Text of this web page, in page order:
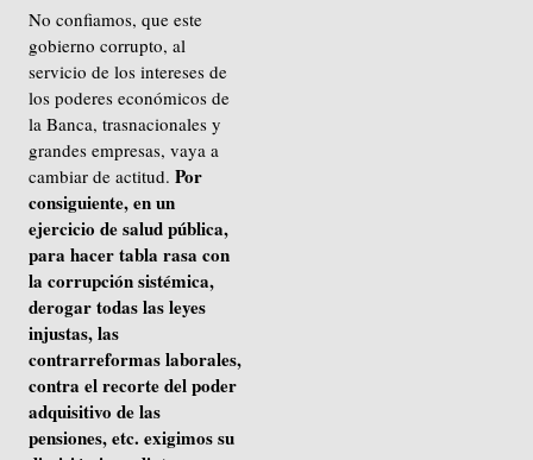
No confiamos, que este
gobierno corrupto, al
servicio de los intereses de
los poderes económicos de
la Banca, trasnacionales y
grandes empresas, vaya a
cambiar de actitud.Por
consiguiente, en un
ejercicio de salud pública,
para hacer tabla rasa con
la corrupción sistémica,
derogar todas las leyes
injustas, las
contrarreformas laborales,
contra el recorte del poder
adquisitivo de las
pensiones, etc. exigimos su